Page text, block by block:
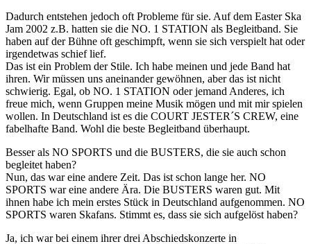
Dadurch entstehen jedoch oft Probleme für sie. Auf dem Easter Ska
Jam 2002 z.B. hatten sie die NO. 1 STATION als Begleitband. Sie
haben auf der Bühne oft geschimpft, wenn sie sich verspielt hat oder
irgendetwas schief lief.
Das ist ein Problem der Stile. Ich habe meinen und jede Band hat
ihren. Wir müssen uns aneinander gewöhnen, aber das ist nicht
schwierig. Egal, ob NO. 1 STATION oder jemand Anderes, ich
freue mich, wenn Gruppen meine Musik mögen und mit mir spielen
wollen. In Deutschland ist es die COURT JESTER´S CREW, eine
fabelhafte Band. Wohl die beste Begleitband überhaupt.
Besser als NO SPORTS und die BUSTERS, die sie auch schon
begleitet haben?
Nun, das war eine andere Zeit. Das ist schon lange her. NO
SPORTS war eine andere Ära. Die BUSTERS waren gut. Mit
ihnen habe ich mein erstes Stück in Deutschland aufgenommen. NO
SPORTS waren Skafans. Stimmt es, dass sie sich aufgelöst haben?
Ja, ich war bei einem ihrer drei Abschiedskonzerte in